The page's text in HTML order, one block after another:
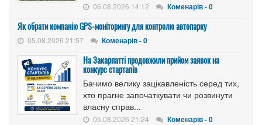
06.08.2026 14:12 Коменарів - 0
Як обрати компанію GPS-моніторингу для контролю автопарку
05.08.2026 21:57 Коменарів - 0
На Закарпатті продовжили прийом заявок на
конкурс стартапів
Бачимо велику зацікавленість серед тих,
хто прагне започаткувати чи розвинути
власну справ...
05.08.2026 21:24 Коменарів - 0